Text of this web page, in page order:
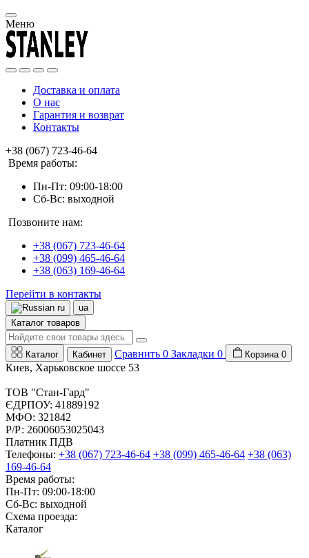
Меню
Доставка и оплата
О нас
Гарантия и возврат
Контакты
+38 (067) 723-46-64
Время работы:
Пн-Пт: 09:00-18:00
Сб-Вс: выходной
Позвоните нам:
+38 (067) 723-46-64
+38 (099) 465-46-64
+38 (063) 169-46-64
Перейти в контакты
ru
ua
Каталог товаров
Каталог Кабинет Сравнить 0 Закладки 0 Корзина 0
Киев, Харьковское шоссе 53
ТОВ "Стан-Гард"
ЄДРПОУ: 41889192
МФО: 321842
Р/Р: 26006053025043
Платник ПДВ
Телефоны: +38 (067) 723-46-64 +38 (099) 465-46-64 +38 (063)
169-46-64
Время работы:
Пн-Пт: 09:00-18:00
Сб-Вс: выходной
Схема проезда:
Каталог